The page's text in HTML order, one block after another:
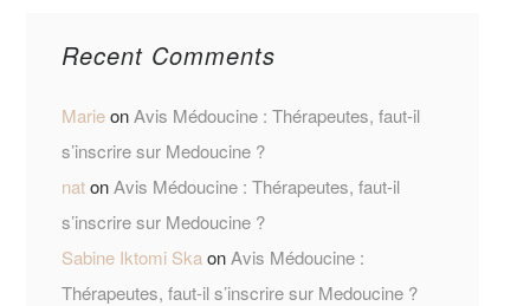
Recent Comments
MarieonAvis Médoucine : Thérapeutes, faut-il
s’inscrire sur Medoucine ?
natonAvis Médoucine : Thérapeutes, faut-il
s’inscrire sur Medoucine ?
Sabine Iktomi SkaonAvis Médoucine :
Thérapeutes, faut-il s’inscrire sur Medoucine ?